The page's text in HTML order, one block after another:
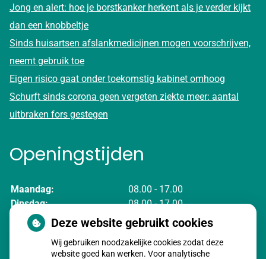
Jong en alert: hoe je borstkanker herkent als je verder kijkt
dan een knobbeltje
Sinds huisartsen afslankmedicijnen mogen voorschrijven,
neemt gebruik toe
Eigen risico gaat onder toekomstig kabinet omhoog
Schurft sinds corona geen vergeten ziekte meer: aantal
uitbraken fors gestegen
Openingstijden
Maandag:
08.00 - 17.00
Dinsdag:
08.00 - 17.00
Woensdag:
08.00 - 17.00
Donderdag:
08.00 - 17.00
08.00 - 17.00
Deze website gebruikt cookies
Wij gebruiken noodzakelijke cookies zodat deze
website goed kan werken. Voor analytische